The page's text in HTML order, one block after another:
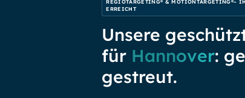
REGIOTARGETING® & MOTIONTARGETING®–
ERREICHT
Unsere
für Hannover:
gestreut.